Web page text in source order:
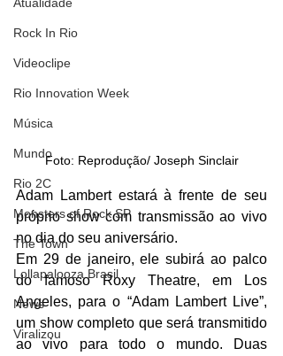
Rock In Rio
Videoclipe
Rio Innovation Week
Música
Mundo
Rio 2C
Monsters of Rock SP
The Town
Lollapalooza Brasil
News
Viralizou
Foto: Reprodução/ Joseph Sinclair
Adam Lambert estará à frente de seu
próprio show com transmissão ao vivo
no dia do seu aniversário.
Em 29 de janeiro, ele subirá ao palco
do famoso Roxy Theatre, em Los
Angeles, para o “Adam Lambert Live”,
um show completo que será transmitido
ao vivo para todo o mundo. Duas